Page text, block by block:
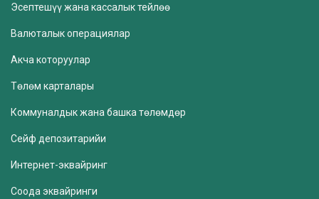
Эсептешүү жана кассалык тейлөө
Валюталык операциялар
Акча которуулар
Төлөм карталары
Коммуналдык жана башка төлөмдөр
Сейф депозитарийи
Интернет-эквайринг
Соода эквайринги